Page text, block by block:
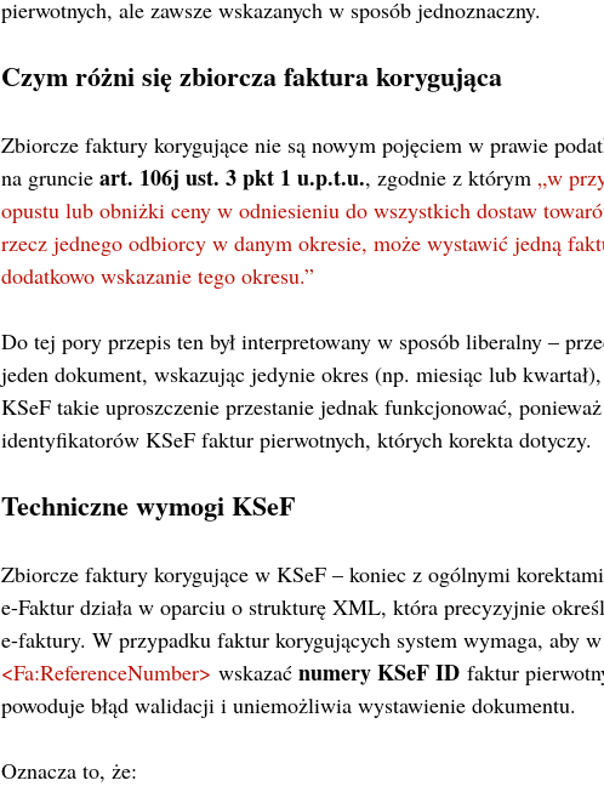
pierwotnych, ale zawsze wskazanych w sposób jednoznaczny.
Czym różni się zbiorcza faktura korygująca
Zbiorcze faktury korygujące nie są nowym pojęciem w prawie
na gruncie art. 106j ust. 3 pkt 1 u.p.t.u., zgodnie z którym „w
opustu lub obniżki ceny w odniesieniu do wszystkich dostaw
rzecz jednego odbiorcy w danym okresie, może wystawić jedną
dodatkowo wskazanie tego okresu.”
Do tej pory przepis ten był interpretowany w sposób liberalny –
jeden dokument, wskazując jedynie okres (np. miesiąc lub
KSeF takie uproszczenie przestanie jednak funkcjonować,
identyfikatorów KSeF faktur pierwotnych, których korekta dotyczy.
Techniczne wymogi KSeF
Zbiorcze faktury korygujące w KSeF – koniec z ogólnymi
e-Faktur działa w oparciu o strukturę XML, która precyzyjnie
e-faktury. W przypadku faktur korygujących system wymaga, aby
<Fa:ReferenceNumber> wskazać numery KSeF ID faktur
powoduje błąd walidacji i uniemożliwia wystawienie dokumentu.
Oznacza to, że: